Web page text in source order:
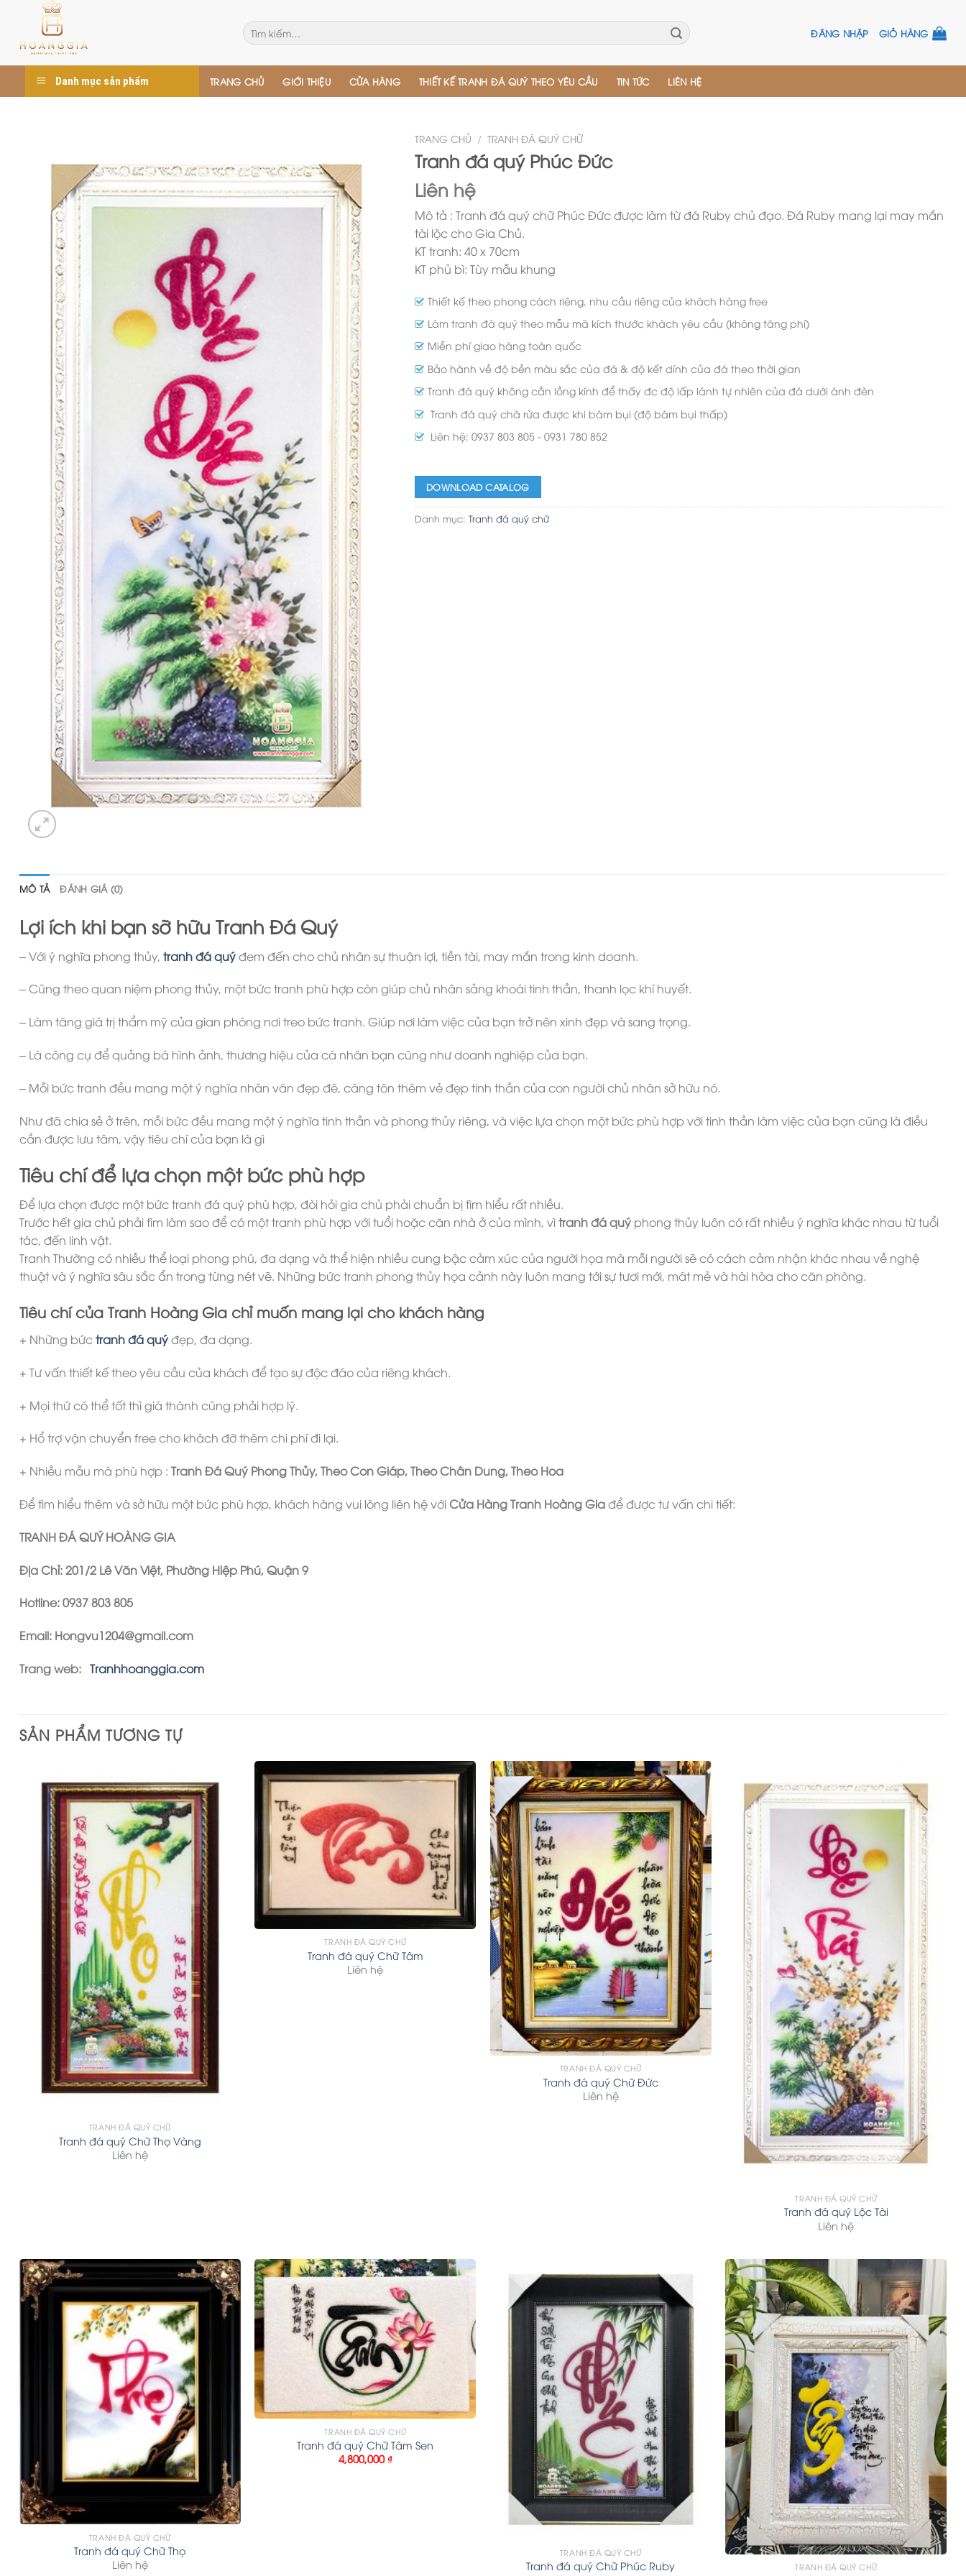
content
Tìm
kiếm:
ĐĂNG NHẬP GIỎ HÀNG
Danh mục sản phẩm TRANG CHỦ GIỚI THIỆU CỬA HÀNG THIẾT KẾ TRANH ĐÁ QUÝ THEO YÊU CẦU TIN TỨC LIÊN HỆ
TRANG CHỦ / TRANH ĐÁ QUÝ CHỮ
Tranh đá quý Phúc Đức
Liên hệ
Mô tả : Tranh đá quý chữ Phúc Đức được làm từ đá Ruby chủ đạo. Đá Ruby mang lại may mắn
tài lộc cho Gia Chủ.
KT tranh: 40 x 70cm
KT phủ bì: Tùy mẫu khung
Thiết kế theo phong cách riêng, nhu cầu riêng của khách hàng free
Làm tranh đá quý theo mẫu mã kích thước khách yêu cầu (không tăng phí)
Miễn phí giao hàng toàn quốc
Bảo hành về độ bền màu sắc của đá & độ kết dính của đá theo thời gian
Tranh đá quý không cần lồng kính để thấy đc độ lấp lánh tự nhiên của đá dưới ánh đèn
Tranh đá quý chà rửa được khi bám bụi (độ bám bụi thấp)
Liên hệ: 0937 803 805 - 0931 780 852
DOWNLOAD CATALOG
Danh mục: Tranh đá quý chữ
MÔ TẢ ĐÁNH GIÁ (0)
Lợi ích khi bạn sỡ hữu Tranh Đá Quý
– Với ý nghĩa phong thủy, tranh đá quýđem đến cho chủ nhân sự thuận lợi, tiền tài, may mắn trong kinh doanh.
– Cũng theo quan niệm phong thủy, một bức tranh phù hợp còn giúp chủ nhân sảng khoái tinh thần, thanh lọc khí huyết.
– Làm tăng giá trị thẩm mỹ của gian phòng nơi treo bức tranh. Giúp nơi làm việc của bạn trở nên xinh đẹp và sang trọng.
– Là công cụ để quảng bá hình ảnh, thương hiệu của cá nhân bạn cũng như doanh nghiệp của bạn.
– Mỗi bức tranh đều mang một ý nghĩa nhân văn đẹp đẽ, càng tôn thêm vẻ đẹp tinh thần của con người chủ nhân sở hữu nó.
Như đã chia sẻ ở trên, mỗi bức đều mang một ý nghĩa tinh thần và phong thủy riêng, và việc lựa chọn một bức phù hợp với tinh thần làm việc của bạn cũng là điều
cần được lưu tâm, vậy tiêu chí của bạn là gì
Tiêu chí để lựa chọn một bức phù hợp
Để lựa chọn được một bứctranh đá quý phù hợp, đòi hỏi gia chủ phải chuẩn bị tìm hiểu rất nhiều.
Trước hết gia chủ phải tìm làm sao để có một tranh phù hợp với tuổi hoặc căn nhà ở của mình, vìtranh đá quý phong thủy luôn có rất nhiều ý nghĩa khác nhau từ tuổi
tác, đến linh vật.
Tranh Thường có nhiều thể loại phong phú, đa dạng và thể hiện nhiều cung bậc cảm xúc của người họa mà mỗi người sẽ có cách cảm nhận khác nhau về nghệ
thuật và ý nghĩa sâu sắc ẩn trong từng nét vẽ. Những bức tranh phong thủy họa cảnh này luôn mang tới sự tươi mới, mát mẻ và hài hòa cho căn phòng.
Tiêu chí của Tranh Hoàng Gia chỉ muốn mang lại cho khách hàng
+ Những bứctranh đá quýđẹp, đa dạng.
+ Tư vấn thiết kế theo yêu cầu của khách để tạo sự độc đáo của riêng khách.
+ Mọi thứ có thể tốt thì giá thành cũng phải hợp lý.
+ Hổ trợ vận chuyển free cho khách đỡ thêm chi phí đi lại.
+ Nhiều mẫu mà phù hợp : Tranh Đá Quý Phong Thủy, Theo Con Giáp, Theo Chân Dung, Theo Hoa
Để tìm hiểu thêm và sở hữu một bức phù hợp, khách hàng vui lòng liên hệ với Cửa Hàng Tranh Hoàng Giađể được tư vấn chi tiết:
TRANH ĐÁ QUÝ HOÀNG GIA
Địa Chỉ: 201/2 Lê Văn Việt, Phường Hiệp Phú, Quận 9
Hotline: 0937 803 805
Email: Hongvu1204@gmail.com
Trang web: Tranhhoanggia.com
SẢN PHẨM TƯƠNG TỰ
TRANH ĐÁ QUÝ CHỮ
Tranh đá quý Chữ Thọ Vàng
Liên hệ
TRANH ĐÁ QUÝ CHỮ
Tranh đá quý Chữ Tâm
Liên hệ
TRANH ĐÁ QUÝ CHỮ
Tranh đá quý Chữ Đức
Liên hệ
TRANH ĐÁ QUÝ CHỮ
Tranh đá quý Lộc Tài
Liên hệ
TRANH ĐÁ QUÝ CHỮ
Tranh đá quý Chữ Thọ
Liên hệ
TRANH ĐÁ QUÝ CHỮ
Tranh đá quý Chữ Tâm Sen
4,800,000₫
TRANH ĐÁ QUÝ CHỮ
Tranh đá quý Chữ Phúc Ruby
TRANH ĐÁ QUÝ CHỮ